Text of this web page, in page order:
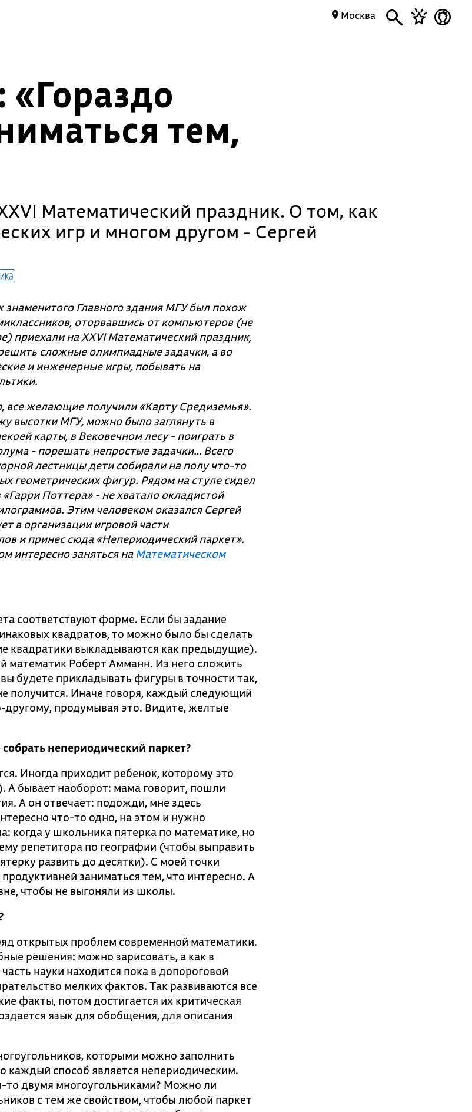
Москва
тем,
Математический праздник. О том, как
игр и многом другом - Сергей
Главного здания МГУ был похож
оторвавшись от компьютеров (не
приехали на ХХVI Математический праздник,
сложные олимпиадные задачки, а во
и инженерные игры, побывать на
все желающие получили «Карту Средиземья».
высотки МГУ, можно было заглянуть в
карты, в Вековечном лесу - поиграть в
- порешать непростые задачки… Всего
лестницы дети собирали на полу что-то
геометрических фигур. Рядом на стуле сидел
Поттера» - не хватало окладистой
Этим человеком оказался Сергей
в организации игровой части
и принес сюда «Непериодический паркет».
интересно заняться наМатематическом
соответствуют форме. Если бы задание
квадратов, то можно было бы сделать
квадратики выкладываются как предыдущие).
математик Роберт Амманн. Из него сложить
будете прикладывать фигуры в точности так,
получится. Иначе говоря, каждый следующий
продумывая это. Видите, желтые
непериодический паркет?
Иногда приходит ребенок, которому это
А бывает наоборот: мама говорит, пошли
А он отвечает: подожди, мне здесь
что-то одно, на этом и нужно
когда у школьника пятерка по математике, но
репетитора по географии (чтобы выправить
развить до десятки). С моей точки
заниматься тем, что интересно. А
чтобы не выгоняли из школы.
открытых проблем современной математики.
решения: можно зарисовать, а как в
науки находится пока в допороговой
мелких фактов. Так развиваются все
факты, потом достигается их критическая
язык для обобщения, для описания
которыми можно заполнить
каждый способ является непериодическим.
двумя многоугольниками? Можно ли
с тем же свойством, чтобы любой паркет